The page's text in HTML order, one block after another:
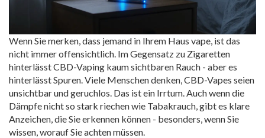
Wenn Sie merken, dass jemand in Ihrem Haus vape, ist das
nicht immer offensichtlich. Im Gegensatz zu Zigaretten
hinterlässt CBD-Vaping kaum sichtbaren Rauch - aber es
hinterlässt Spuren. Viele Menschen denken, CBD-Vapes seien
unsichtbar und geruchlos. Das ist ein Irrtum. Auch wenn die
Dämpfe nicht so stark riechen wie Tabakrauch, gibt es klare
Anzeichen, die Sie erkennen können - besonders, wenn Sie
wissen, worauf Sie achten müssen.